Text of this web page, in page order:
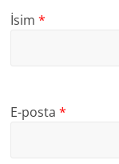
İsim*
E-posta*